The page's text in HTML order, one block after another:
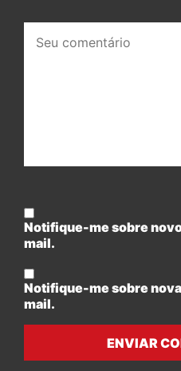
comentário:
Notifique-me sobre
mail.
Notifique-me sobre
mail.
ENVIAR